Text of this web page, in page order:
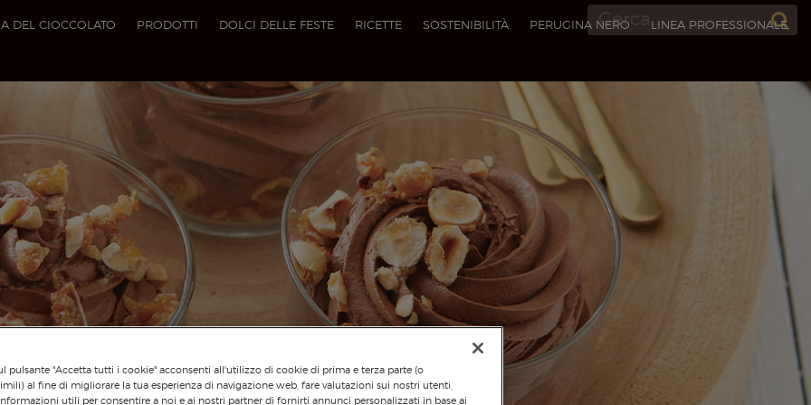
DEL CIOCCOLATO PRODOTTI DOLCI DELLE FESTE RICETTE SOSTENIBILITÀ PERUGINA NERO LINEA PROFESSIONALE​
pulsante "Accetta tutti i cookie" acconsenti all'utilizzo di cookie di prima e terza parte (o
al fine di migliorare la tua esperienza di navigazione web, fare valutazioni sui nostri utenti,
utili per consentire a noi e ai nostri partner di fornirti annunci personalizzati in base ai